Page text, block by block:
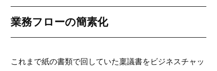
業務フローの簡素化
これまで紙の書類で回していた稟議書をビジネスチャッ